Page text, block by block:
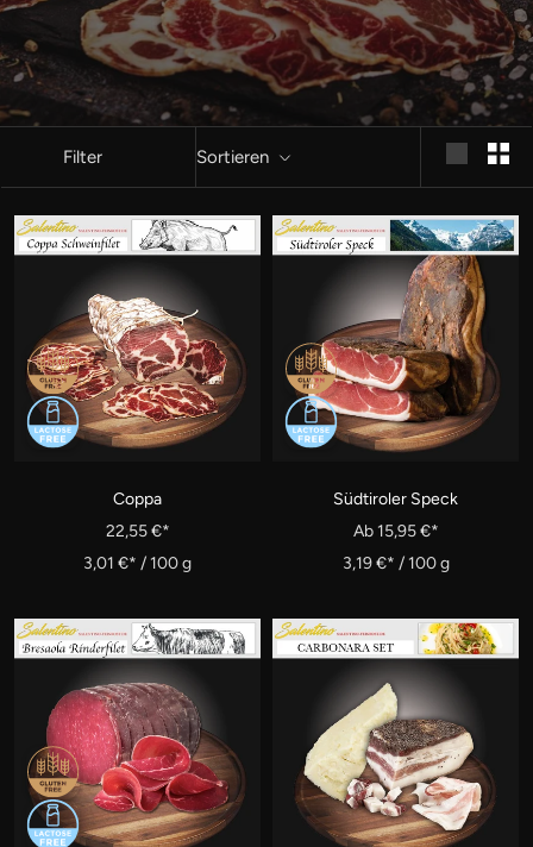
Filter Sortieren
Coppa
22,55 €*
3,01 €* / 100g
Südtiroler Speck
Ab 15,95 €*
3,19 €* / 100 g